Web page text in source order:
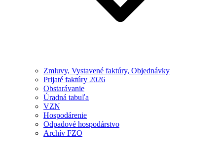
Zmluvy, Vystavené faktúry, Objednávky
Prijaté faktúry 2026
Obstarávanie
Úradná tabuľa
VZN
Hospodárenie
Odpadové hospodárstvo
Archív FZO